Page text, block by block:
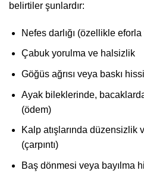
belirtiler şunlardır:
Nefes darlığı (özellikle
Çabuk yorulma ve halsizlik
Göğüs ağrısı veya baskı hissi
Ayak bileklerinde,
(ödem)
Kalp atışlarında düzensizlik
(çarpıntı)
Baş dönmesi veya bayılma